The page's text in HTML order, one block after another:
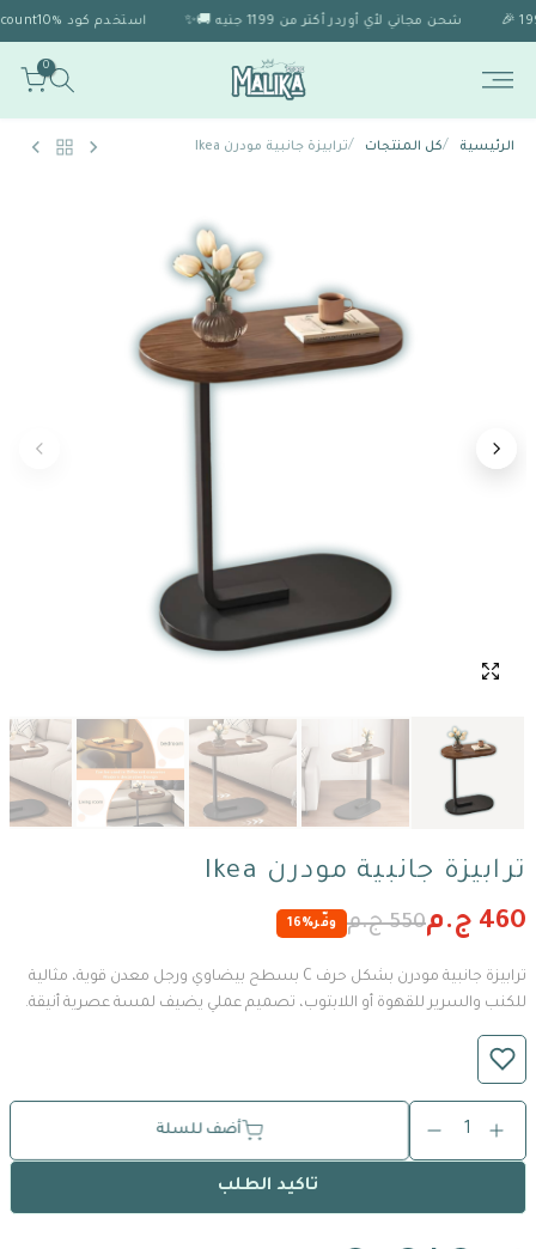
استخدم كود Discount10% 🎁 للحصول على خصم 10% لو الاوردر اكتر من 1999 🎉 شحن مجاني لأي أوردر أكتر من 1199 جنيه 🚚✨
0
الرئيسية /كل المنتجات /ترابيزة جانبية مودرن Ikea
ترابيزة جانبية مودرن Ikea
460 ج.م
550 ج.م وفّر16%
ترابيزة جانبية مودرن بشكل حرف C بسطح بيضاوي ورجل معدن قوية، مثالية
للكنب والسرير للقهوة أو اللابتوب، تصميم عملي يضيف لمسة عصرية أنيقة.
تاكيد الطلب
أضف للسلة 1